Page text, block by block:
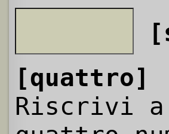
[quattro]
Riscrivi